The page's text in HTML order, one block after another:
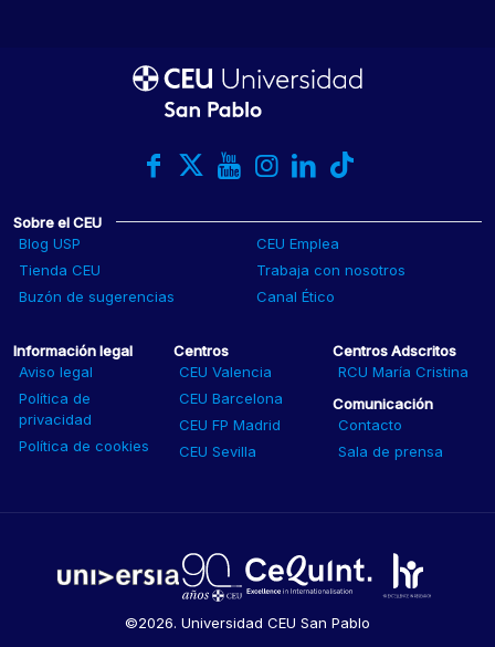
Sobre el CEU
Blog USP
CEU Emplea
Tienda CEU
Trabaja con nosotros
Buzón de sugerencias
Canal Ético
Información legal
Aviso legal
Política de
privacidad
Política de cookies
Centros
CEU Valencia
CEU Barcelona
CEU FP Madrid
CEU Sevilla
Centros Adscritos
RCU María Cristina
Comunicación
Contacto
Sala de prensa
©2026. Universidad CEU San Pablo